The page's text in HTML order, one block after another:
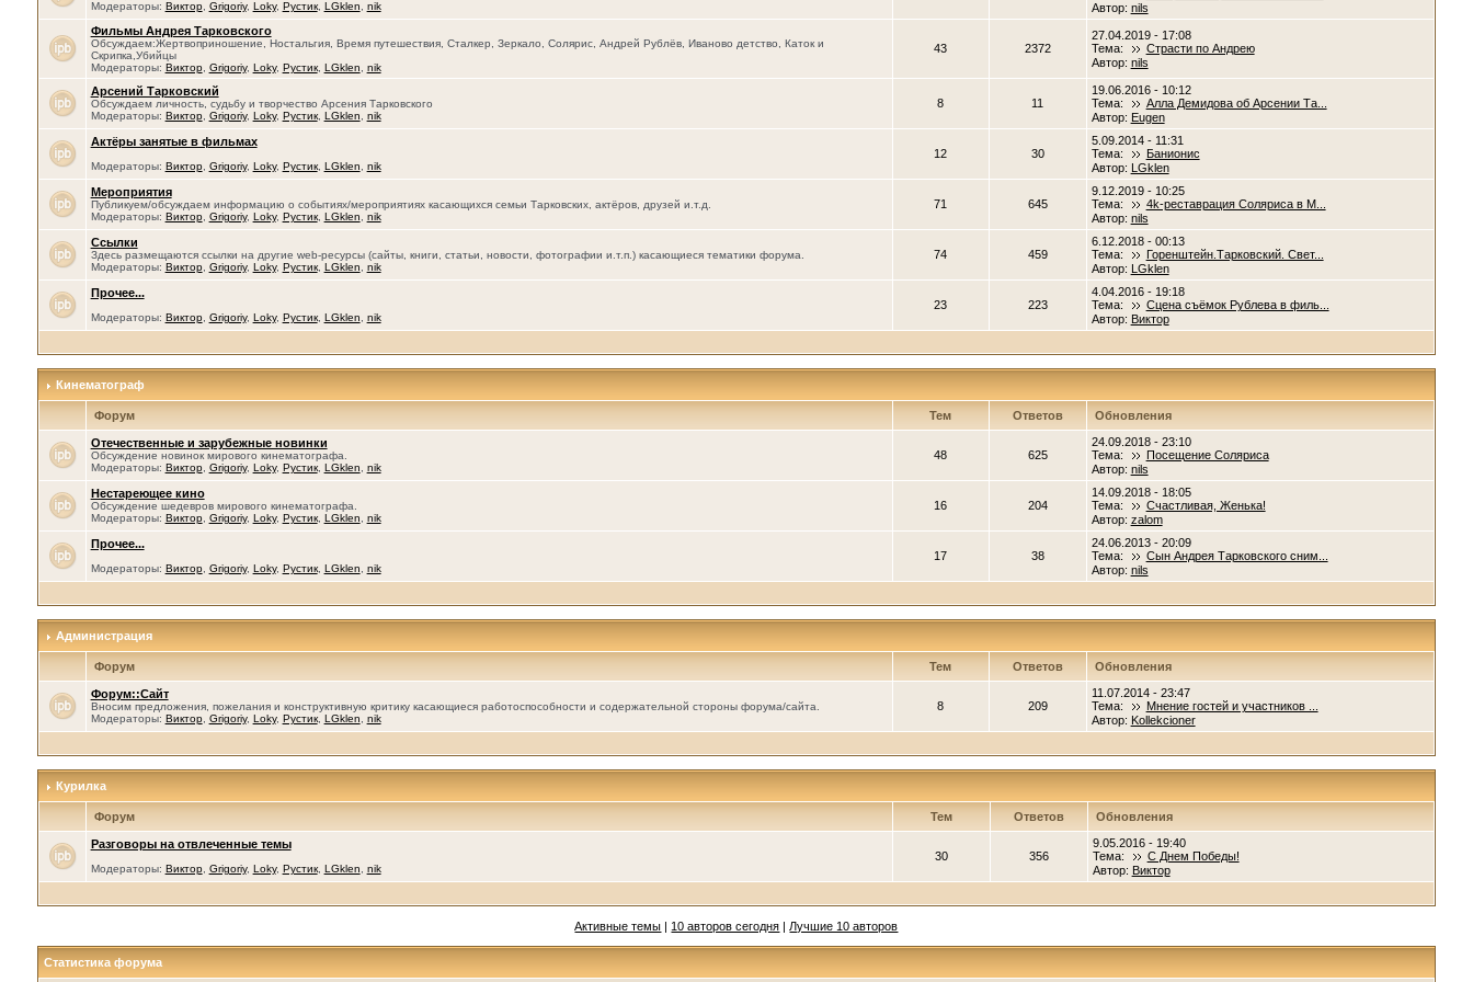
Модераторы: Виктор, Grigoriy, Loky, Рустик, LGklen nik
Автор: nils
Фильмы Андрея Тарковского
Обсуждаем:Жертвоприношение, Ностальгия, Время путешествия, Сталкер, Зеркало, Солярис, Андрей Рублёв, Иваново детство, Каток и
Скрипка,Убийцы
Модераторы: Виктор, Grigoriy, Loky, Рустик, LGklen nik
43 2372
27.04.2019 - 17:08
Тема:
Страсти по Андрею
Автор: nils
Арсений Тарковский
Обсуждаем личность, судьбу и творчество Арсения Тарковского
Модераторы: Виктор, Grigoriy, Loky, Рустик, LGklen nik
8 11
19.06.2016 - 10:12
Тема:
Алла Демидова об Арсении Та...
Автор: Eugen
Актёры занятые в фильмах
Модераторы: Виктор, Grigoriy, Loky, Рустик, LGklen nik
12 30
5.09.2014 - 11:31
Тема:
Банионис
Автор: LGklen
Мероприятия
Публикуем/обсуждаем информацию о событиях/мероприятиях касающихся семьи Тарковских, актёров, друзей и.т.д.
Модераторы: Виктор, Grigoriy, Loky, Рустик, LGklen nik
71 645
9.12.2019 - 10:25
Тема:
4k-реставрация Соляриса в М...
Автор: nils
Ссылки
Здесь размещаются ссылки на другие web-ресурсы (сайты, книги, статьи, новости, фотографии и.т.п.) касающиеся тематики форума.
Модераторы: Виктор, Grigoriy, Loky, Рустик, LGklen nik
74 459
6.12.2018 - 00:13
Тема:
Горенштейн.Тарковский. Свет...
Автор: LGklen
Прочее...
Модераторы: Виктор, Grigoriy, Loky, Рустик, LGklen nik
23 223
4.04.2016 - 19:18
Тема:
Сцена съёмок Рублева в филь...
Автор: Виктор
Кинематограф
Форум Тем Ответов Обновления
Отечественные и зарубежные новинки
Обсуждение новинок мирового кинематографа.
Модераторы: Виктор, Grigoriy, Loky, Рустик, LGklen nik
48 625
24.09.2018 - 23:10
Тема:
Посещение Соляриса
Автор: nils
Нестареющее кино
Обсуждение шедевров мирового кинематографа.
Модераторы: Виктор, Grigoriy, Loky, Рустик, LGklen nik
16 204
14.09.2018 - 18:05
Тема:
Счастливая, Женька!
Автор: zalom
Прочее...
Модераторы: Виктор, Grigoriy, Loky, Рустик, LGklen nik
17 38
24.06.2013 - 20:09
Тема:
Сын Андрея Тарковского сним...
Автор: nils
Администрация
Форум Тем Ответов Обновления
Форум::Сайт
Вносим предложения, пожелания и конструктивную критику касающиеся работоспособности и содержательной стороны форума/сайта.
Модераторы: Виктор, Grigoriy, Loky, Рустик, LGklen nik
8 209
11.07.2014 - 23:47
Тема:
Мнение гостей и участников ...
Автор: Kollekcioner
Курилка
Форум Тем Ответов Обновления
Разговоры на отвлеченные темы
Модераторы: Виктор, Grigoriy, Loky, Рустик, LGklen nik
30 356
9.05.2016 - 19:40
Тема:
С Днем Победы!
Автор: Виктор
Активные темы | 10 авторов сегодня | Лучшие 10 авторов
Статистика форума